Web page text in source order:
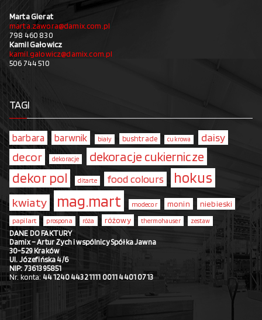
Marta Gierat
marta.zawora@damix.com.pl
798 460 830
Kamil Gałowicz
kamil.galowicz@damix.com.pl
506 744 510
TAGI
barbara barwnik biały bushtrade cukrowa daisy
decor dekoracje dekoracje cukiernicze
dekor pol ditarte food colours hokus
kwiaty mag.mart modecor monin niebieski
papilart prospona róża różowy thermohauser zestaw
DANE DO FAKTURY
Damix – Artur Zych i wspólnicy Spółka Jawna
30-529 Kraków
Ul. Józefińska 4/6
NIP: 7361395851
Nr. konta: 44 1240 4432 1111 0011 4401 0713